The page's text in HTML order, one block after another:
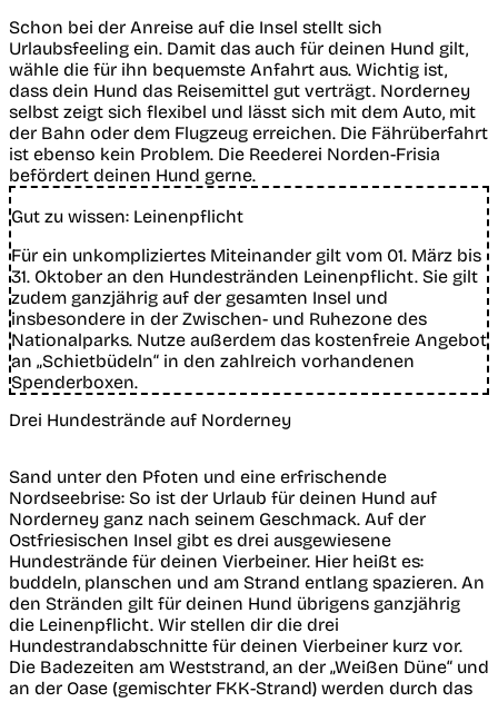
Schon bei der Anreise auf die Insel stellt sich
Urlaubsfeeling ein. Damit das auch für deinen Hund gilt,
wähle die für ihn bequemste Anfahrt aus. Wichtig ist,
dass dein Hund das Reisemittel gut verträgt. Norderney
selbst zeigt sich flexibel und lässt sich mit dem Auto, mit
der Bahn oder dem Flugzeug erreichen. Die Fährüberfahrt
ist ebenso kein Problem. Die Reederei Norden-Frisia
befördert deinen Hund gerne.
Gut zu wissen: Leinenpflicht
Für ein unkompliziertes Miteinander gilt vom 01. März bis
31. Oktober an den Hundestränden Leinenpflicht. Sie gilt
zudem ganzjährig auf der gesamten Insel und
insbesondere in der Zwischen- und Ruhezone des
Nationalparks. Nutze außerdem das kostenfreie Angebot
an „Schietbüdeln“ in den zahlreich vorhandenen
Spenderboxen.
Drei Hundestrände auf Norderney
Sand unter den Pfoten und eine erfrischende
Nordseebrise: So ist der Urlaub für deinen Hund auf
Norderney ganz nach seinem Geschmack. Auf der
Ostfriesischen Insel gibt es drei ausgewiesene
Hundestrände für deinen Vierbeiner. Hier heißt es:
buddeln, planschen und am Strand entlang spazieren. An
den Stränden gilt für deinen Hund übrigens ganzjährig
die Leinenpflicht. Wir stellen dir die drei
Hundestrandabschnitte für deinen Vierbeiner kurz vor.
Die Badezeiten am Weststrand, an der „Weißen Düne“ und
an der Oase (gemischter FKK-Strand) werden durch das